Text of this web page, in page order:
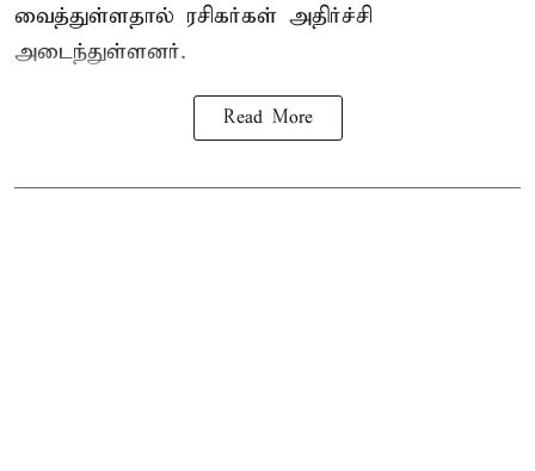
வைத்துள்ளதால் ரசிகர்கள் அதிர்ச்சி
அடைந்துள்ளனர்.
Read More